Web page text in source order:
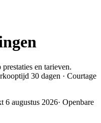
en tarieven.
30 dagen · Courtage
6 augustus 2026· Openbare